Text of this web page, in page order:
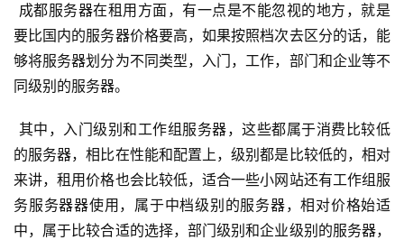
要比国内的服务器价格要高，如果按照档次去区分的话，能
够将服务器划分为不同类型，入门，工作，部门和企业等不
同级别的服务器。
的服务器，相比在性能和配置上，级别都是比较低的，相对
来讲，租用价格也会比较低，适合一些小网站还有工作组服
务服务器器使用，属于中档级别的服务器，相对价格始适
中，属于比较合适的选择，部门级别和企业级别的服务器，